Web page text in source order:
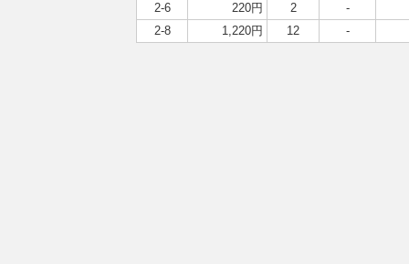
2-6
220円 2
-
2-8
1,220円 12 -